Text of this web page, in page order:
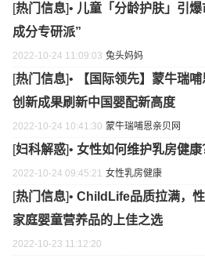
[热门信息]• 儿童「分龄护肤」引
成分专研派”
2022-10-24 11:09:03 兔头妈妈
[热门信息]•
【国际领先】蒙牛瑞
创新成果刷新中国婴配新高度
2022-10-24 10:41:30 蒙牛瑞哺恩亲贝网
[妇科解惑]• 女性如何维护乳房健康
2022-10-24 09:45:21 女性乳房健康
[热门信息]• ChildLife品质拉满，
家庭婴童营养品的上佳之选
2022-10-23 11:12:20